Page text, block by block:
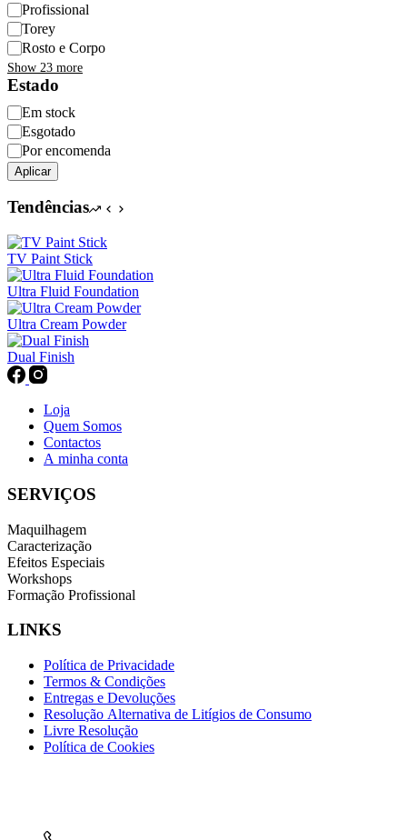
Profissional
Torey
Rosto e Corpo
Show 23 more
Estado
Disponibilidade
Em stock
Esgotado
Por encomenda
Aplicar
Tendências
TV Paint Stick
Ultra Fluid Foundation
Ultra Cream Powder
Dual Finish
Loja
Quem Somos
Contactos
A minha conta
SERVIÇOS
Maquilhagem
Caracterização
Efeitos Especiais
Workshops
Formação Profissional
LINKS
Política de Privacidade
Termos & Condições
Entregas e Devoluções
Resolução Alternativa de Litígios de Consumo
Livre Resolução
Política de Cookies